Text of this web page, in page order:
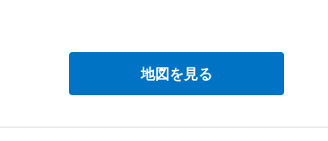
地図を見る